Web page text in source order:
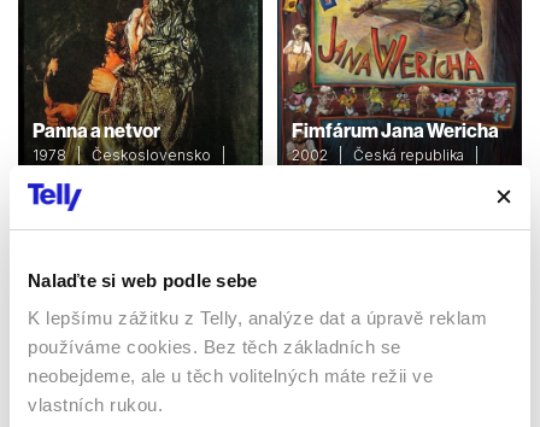
Nalaďte si web podle sebe
K lepšímu zážitku z Telly, analýze dat a úpravě reklam
používáme cookies. Bez těch základních se
neobejdeme, ale u těch volitelných máte režii ve
vlastních rukou.
Panna a netvor
1978 | Československo |
Filmy / Rodinné / Dětské /
Pohádka
Fimfárum Jana Wericha
2002 | Česká republika |
Sledujte kdekoliv až na 6 zařízeních
Sledovat internetovou televizi jde odkudkoliv
po celé EU, a to až na 6 zařízeních.